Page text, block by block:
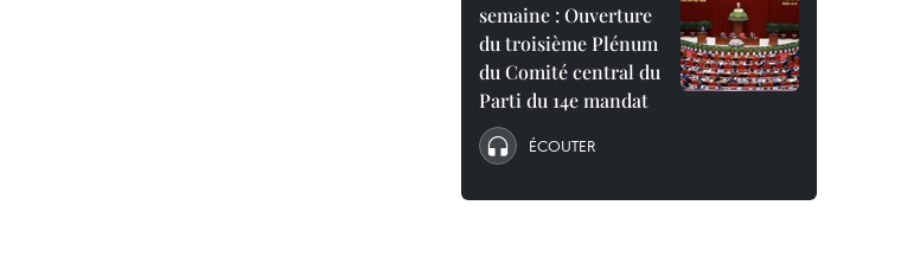
semaine : Ouverture
du troisième Plénum
du Comité central du
Parti du 14e mandat
ÉCOUTER